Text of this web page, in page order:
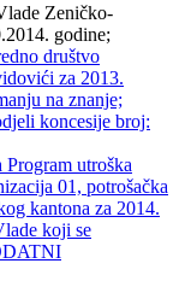
Zeničko-
godine;
društvo
za 2013.
na znanje;
koncesije broj:
utroška
01, potrošačka
kantona za 2014.
koji se